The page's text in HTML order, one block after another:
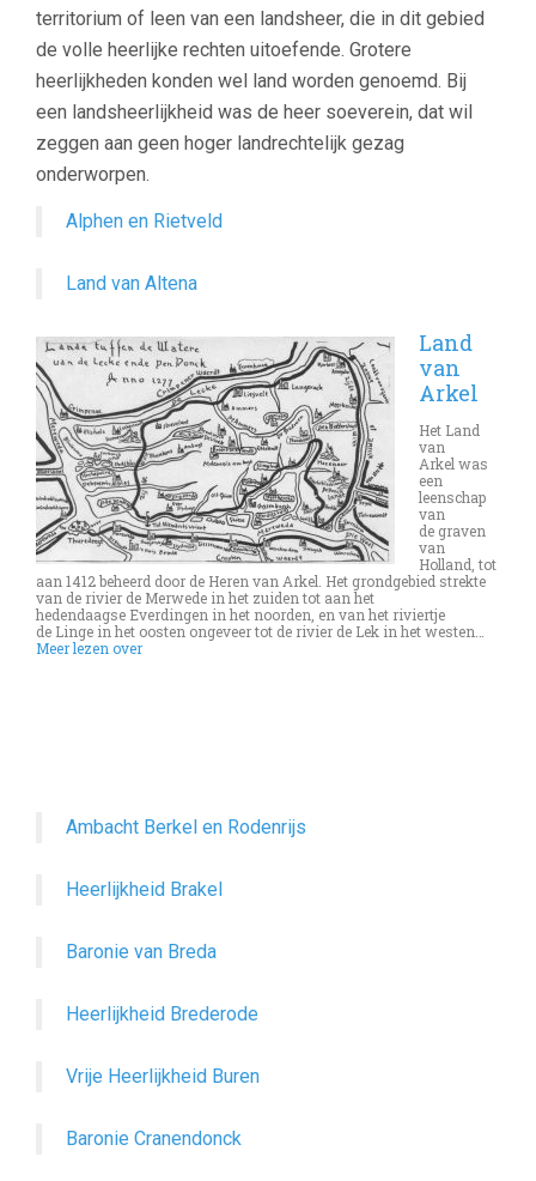
territorium of leen van een landsheer, die in dit gebied
de volle heerlijke rechten uitoefende. Grotere
heerlijkheden konden wel land worden genoemd. Bij
een landsheerlijkheid was de heer soeverein, dat wil
zeggen aan geen hoger landrechtelijk gezag
onderworpen.
Alphen en Rietveld
Land van Altena
Land
van
Arkel
Het Land
van
Arkel was
een
leenschap
van
de graven
van
Holland, tot
aan 1412 beheerd door de Heren van Arkel. Het grondgebied strekte
van de rivier de Merwede in het zuiden tot aan het
hedendaagse Everdingen in het noorden, en van het riviertje
de Linge in het oosten ongeveer tot de rivier de Lek in het westen…
Meer lezen over
Ambacht Berkel en Rodenrijs
Heerlijkheid Brakel
Baronie van Breda
Heerlijkheid Brederode
Vrije Heerlijkheid Buren
Baronie Cranendonck